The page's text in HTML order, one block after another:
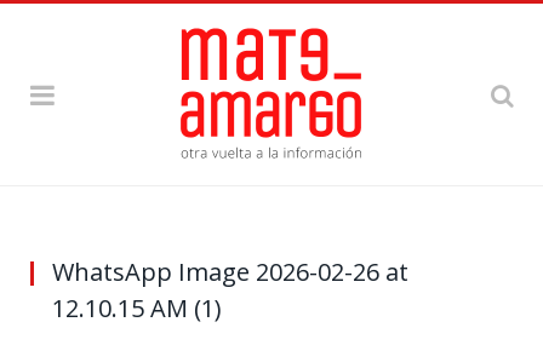
WhatsApp Image 2026-02-26 at
12.10.15 AM (1)